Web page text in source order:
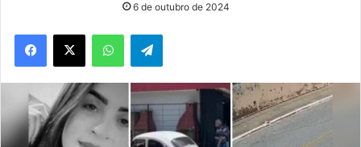
6 de outubro de 2024
WhatsAppTelegram